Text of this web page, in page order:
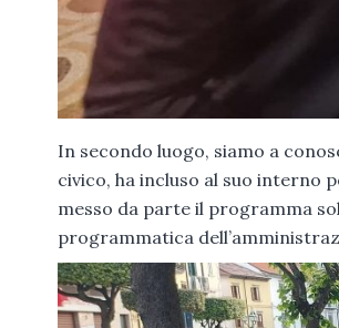
In secondo luogo, siamo a
civico, ha incluso al suo interno
messo da parte il programma
programmatica